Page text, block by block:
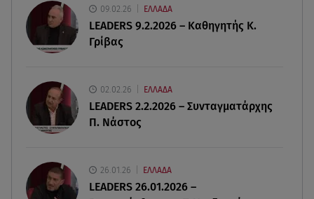
μου. Τα έχασα όλα»
07.08.26 , 16:03
07.08.26 , 16:00
Ανακάλυψε ξανά τη δύναμή σου: μην σε τρομάζει
η μυϊκή απώλεια
Ιωάννα Τούνη - Δημήτρης Σπυριδωνίδης: Η
throwback φωτογραφία από την Ίμπιζα
09.02.26 ΕΛΛΑΔΑ
LEADERS 9.2.2026 – Καθηγητής Κ.
Γρίβας
02.02.26 ΕΛΛΑΔΑ
LEADERS 2.2.2026 – Συνταγματάρχης
Π. Νάστος
26.01.26 ΕΛΛΑΔΑ
LEADERS 26.01.2026 –